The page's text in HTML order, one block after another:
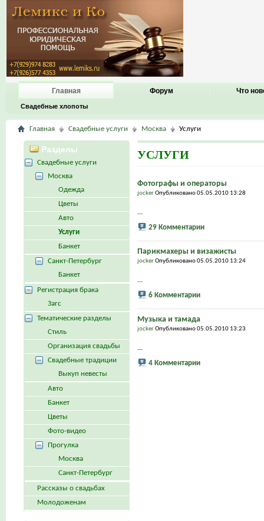
Главная
Свадебные хлопоты
Форум Что
Главная Свадебные услуги Москва Услуги
УСЛУГИ
Фотографы и операторы
jockerОпубликовано 05.05.2010 13:28
...
29 Комментарии
Парикмахеры и визажисты
jockerОпубликовано 05.05.2010 13:24
...
6 Комментарии
Музыка и тамада
jockerОпубликовано 05.05.2010 13:23
...
4 Комментарии
Разделы
Свадебные услуги
Москва
Одежда
Цветы
Авто
Услуги
Банкет
Санкт-Петербург
Банкет
Регистрация брака
Загс
Тематические разделы
Стиль
Организация свадьбы
Свадебные традиции
Выкуп невесты
Авто
Банкет
Цветы
Фото-видео
Прогулка
Москва
Санкт-Петербург
Рассказы о свадьбах
Молодоженам